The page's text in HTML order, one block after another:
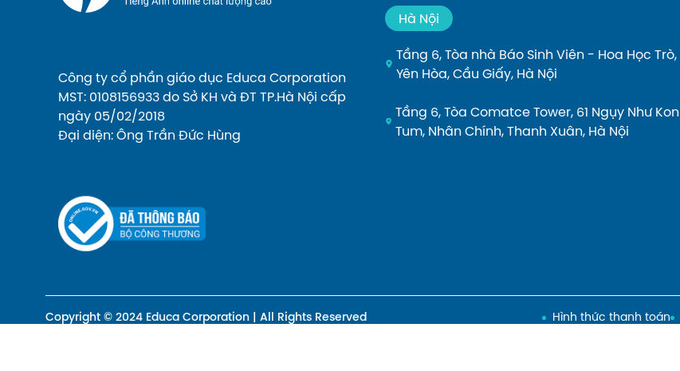
Công ty cổ phần giáo dục Educa Corporation
MST: 0108156933 do Sở KH và ĐT TP.Hà Nội cấp
ngày 05/02/2018
Đại diện: Ông Trần Đức Hùng
Hà Nội
Tầng 6, Tòa nhà Báo Sinh Viên - Hoa Học Trò,
Yên Hòa, Cầu Giấy, Hà Nội
Tầng 6, Tòa Comatce Tower, 61 Ngụy Như Kon
Tum, Nhân Chính, Thanh Xuân, Hà Nội
Copyright © 2024 Educa Corporation | All Rights Reserved Hình thức thanh toán